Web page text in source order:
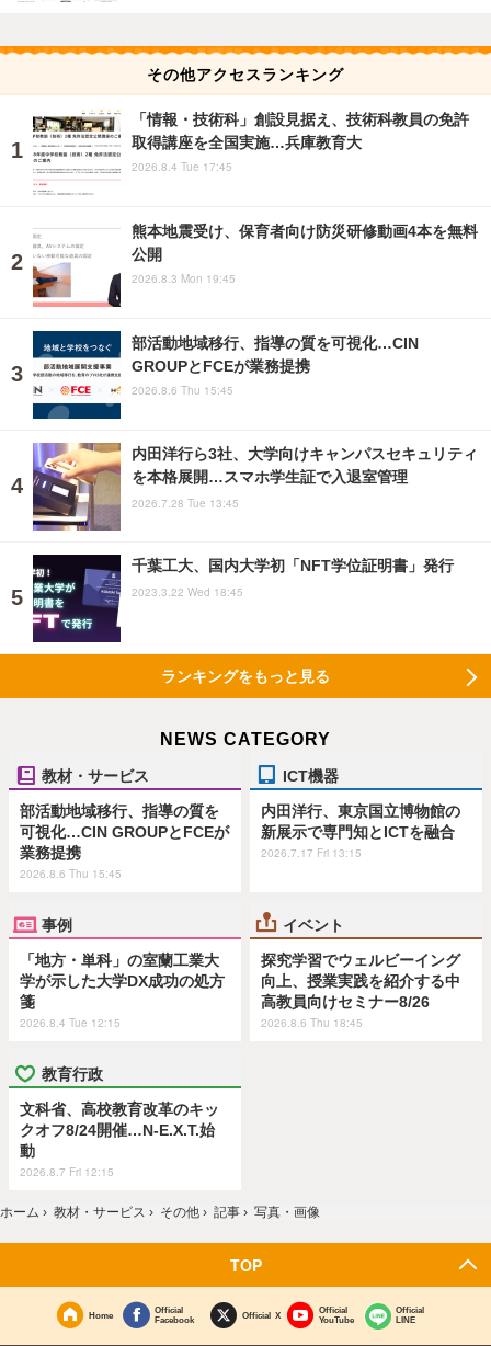
その他アクセスランキング
「情報・技術科」創設見据え、技術科教員の免許
取得講座を全国実施…兵庫教育大
2026.8.4 Tue 17:45
熊本地震受け、保育者向け防災研修動画4本を無料
公開
2026.8.3 Mon 19:45
部活動地域移行、指導の質を可視化…CIN
GROUPとFCEが業務提携
2026.8.6 Thu 15:45
内田洋行ら3社、大学向けキャンパスセキュリティ
を本格展開…スマホ学生証で入退室管理
2026.7.28 Tue 13:45
千葉工大、国内大学初「NFT学位証明書」発行
2023.3.22 Wed 18:45
ランキングをもっと見る
NEWS CATEGORY
教材・サービス
部活動地域移行、指導の質を
可視化…CIN GROUPとFCEが
業務提携
2026.8.6 Thu 15:45
ICT機器
内田洋行、東京国立博物館の
新展示で専門知とICTを融合
2026.7.17 Fri 13:15
事例
「地方・単科」の室蘭工業大
学が示した大学DX成功の処方
箋
2026.8.4 Tue 12:15
イベント
探究学習でウェルビーイング
向上、授業実践を紹介する中
高教員向けセミナー8/26
2026.8.6 Thu 18:45
教育行政
文科省、高校教育改革のキッ
クオフ8/24開催…N-E.X.T.始
動
2026.8.7 Fri 12:15
ホーム › 教材・サービス › その他 › 記事 › 写真・画像
TOP
Home
Official
Facebook
Official X
Official
YouTube
Official
LINE